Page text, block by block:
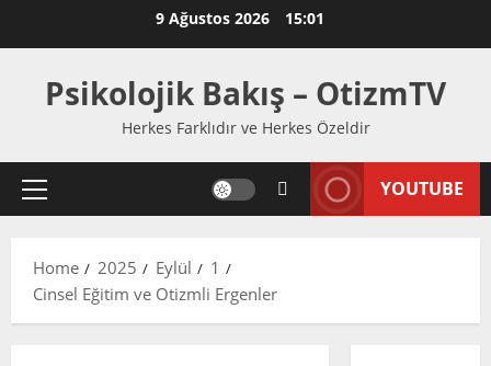
9 Ağustos 2026 15:01
Psikolojik Bakış – OtizmTV
Herkes Farklıdır ve Herkes Özeldir
Primary
YOUTUBE
Home 2025 Eylül
1
Cinsel Eğitim ve Otizmli Ergenler